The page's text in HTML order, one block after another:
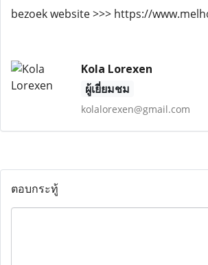
bezoek website >>> https://
Kola Lorexen
ผู้เยี่ยมชม
kolalorexen@gmail.com
ตอบกระทู้